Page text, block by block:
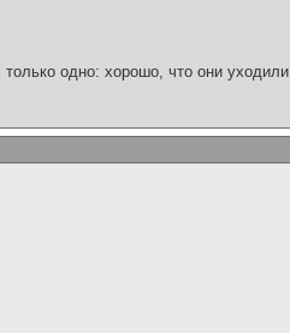
одно: хорошо, что они уходили.